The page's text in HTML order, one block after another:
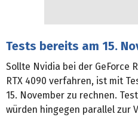
Tests bereits am 15.
Sollte Nvidia bei der GeForce
RTX 4090 verfahren, ist mit
15. November zu rechnen.
würden hingegen parallel zur